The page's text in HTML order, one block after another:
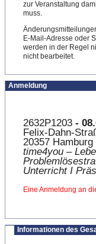
zur Veranstaltung
muss.
E-Mail-Adresse oder
werden in der Regel
nicht bearbeitet.
Anmeldung
2632P1203 -
Felix-Dahn-
20357 Hamburg
time4you –
Unterricht I
Eine Anmeldung an
Informationen des